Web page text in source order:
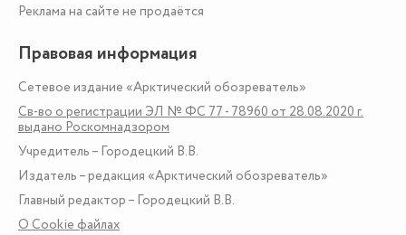
Реклама на сайте не продаётся
Правовая информация
Сетевое издание «Арктический обозреватель»
Св-во о регистрации ЭЛ № ФС 77 - 78960 от 28.08.2020 г.
выдано Роскомнадзором
Учредитель – Городецкий В.В.
Издатель – редакция «Арктический обозреватель»
Главный редактор – Городецкий В.В.
О Сookie файлах